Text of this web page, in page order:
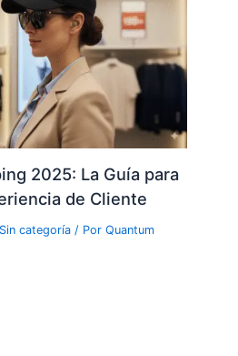
2025: La Guía para
de Cliente
Sin categoría / PorQuantum